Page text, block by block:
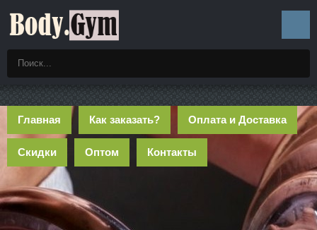
Главная Как заказать? Оплата и Доставка
Скидки Оптом Контакты